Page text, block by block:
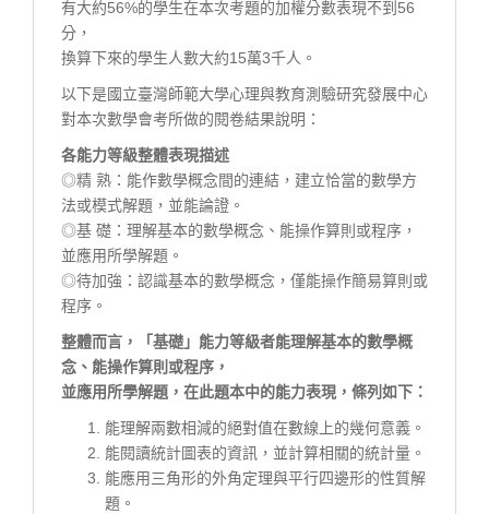
有大約56%的學生在本次考題的加權分數表現不到56
分，
換算下來的學生人數大約15萬3千人。
以下是國立臺灣師範大學心理與教育測驗研究發展中心
對本次數學會考所做的閱卷結果說明：
各能力等級整體表現描述
◎精 熟：能作數學概念間的連結，建立恰當的數學方
法或模式解題，並能論證。
◎基 礎：理解基本的數學概念、能操作算則或程序，
並應用所學解題。
◎待加強：認識基本的數學概念，僅能操作簡易算則或
程序。
整體而言，「基礎」能力等級者能理解基本的數學概
念、能操作算則或程序，
並應用所學解題，在此題本中的能力表現，條列如下：
能理解兩數相減的絕對值在數線上的幾何意義。
能閱讀統計圖表的資訊，並計算相關的統計量。
能應用三角形的外角定理與平行四邊形的性質解
題。